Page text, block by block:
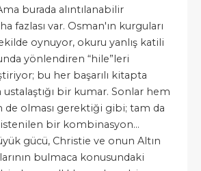
burada alıntılanabilir
fazlası var. Osman'ın kurguları
oynuyor, okuru yanlış katili
yönlendiren “hile”leri
bu her başarılı kitapta
bir kumar. Sonlar hem
de olması gerektiği gibi; tam da
bir kombinasyon…
gücü, Christie ve onun Altın
bulmaca konusundaki